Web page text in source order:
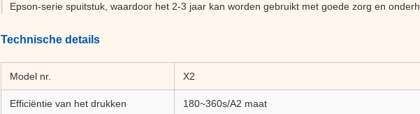
Epson-serie spuitstuk, waardoor het 2-3 jaar kan worden gebruikt met goede zorg en
Technische details
Model nr. X2
Efficiëntie van het drukken 180~360s/A2 maat